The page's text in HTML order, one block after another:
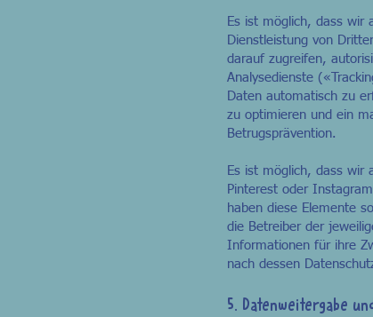
Es ist möglich, dass wir
Dienstleistung von
darauf zugreifen,
Analysedienste
Daten automatisch zu
zu optimieren und ein
Betrugsprävention.
Es ist möglich, dass wir
Pinterest oder
haben diese Elemente
die Betreiber der
Informationen für ihre
nach dessen
5. Datenweitergabe